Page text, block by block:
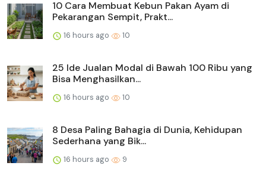
10 Cara Membuat Kebun Pakan Ayam di
Pekarangan Sempit, Prakt...
16 hours ago 10
25 Ide Jualan Modal di Bawah 100 Ribu yang
Bisa Menghasilkan...
16 hours ago 10
8 Desa Paling Bahagia di Dunia, Kehidupan
Sederhana yang Bik...
16 hours ago 9